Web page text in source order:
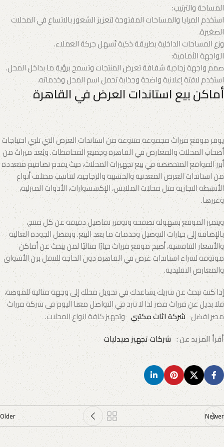
المساحة والترتيب:
استخدم المرايا والمساحات المفتوحة لتعزيز الشعور بالاتساع في المحلات
الصغيرة.
وزع المساحات الداخلية بطريقة ذكية تُسهل حركة العملاء.
الواجهة الأمامية:
صمم واجهة زجاجية شفافة تعرض المنتجات وتسمح برؤية ما بداخل المحل.
استخدم لافتة إعلانية واضحة وجذابة تحمل اسم المحل وخدماته.
أماكن بيع استاندات العرض في القاهرة
يوفر موقع ميراث مجموعة متنوعة من استاندات العرض التي تلبي احتياجات
أصحاب المحلات والمعارض في القاهرة وجميع المحافظات. ويُعد ميراث من
أبرز المواقع المتخصصة في بيع تجهيزات المحلات، حيث يقدم تصاميم متعددة
من استاندات العرض المعدنية والخشبية والزجاجية، لتناسب مختلف أنواع
الأنشطة التجارية مثل محلات الملابس، الإكسسوارات، الأدوات المنزلية،
وغيرها.
ويتميز الموقع بسهولة تصفحه وتوفير تفاصيل دقيقة عن كل منتج،
بالإضافة إلى خيارات التوصيل وخدمات ما بعد البيع. وبفضل الجودة العالية
والأسعار التنافسية، أصبح موقع ميراث خيارًا مثاليًا لمن يبحث عن أماكن
موثوقة لشراء استاندات عرض في القاهرة دون الحاجة للتنقل بين الأسواق
والمعارض التقليدية.
إذا كنت تبحث عن شريك يساعدك في تحويل محلك إلى وجهة مثالية للموضة،
فلا بديل عن ميراث مصر لذا لا تترد في التواصل معنا اليوم فى شركة ميراث
مصر افضل شركة اثاث مكتبي وتجهيز كافة انواع المحلات.
أقرأ المزيد عن : شركات تجهيز صيدليات
Newer
Older